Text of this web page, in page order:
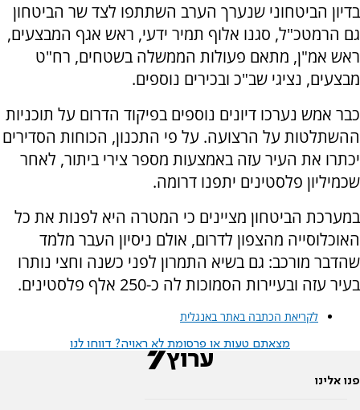
בדיון הביטחוני שנערך הערב השתתפו לצד שר הביטחון
גם הרמטכ"ל, סגנו אלוף תמיר ידעי, ראש אגף המבצעים,
ראש אמ"ן, מתאם פעולות הממשלה בשטחים, רח"ט
מבצעים, נציגי שב"כ ובכירים נוספים.
כבר אמש נערכו דיונים נוספים בפיקוד הדרום על תוכניות
ההשתלטות על הרצועה. על פי התכנון, הכוחות הסדירים
יכתרו את העיר עזה באמצעות מספר צירי ביתור, לאחר
שכמיליון פלסטינים יתפנו דרומה.
במערכת הביטחון מציינים כי המטרה היא לפנות את כל
האוכלוסייה מהצפון לדרום, אולם ניסיון העבר מלמד
שהדבר מורכב: גם בשיא התמרון לפני כשנה וחצי נותרו
בעיר עזה ובעיירות הסמוכות לה כ-250 אלף פלסטינים.
לקריאת הכתבה באתר באנגלית
מצאתם טעות או פרסומת לא ראויה? דווחו לנו
פנו אלינו